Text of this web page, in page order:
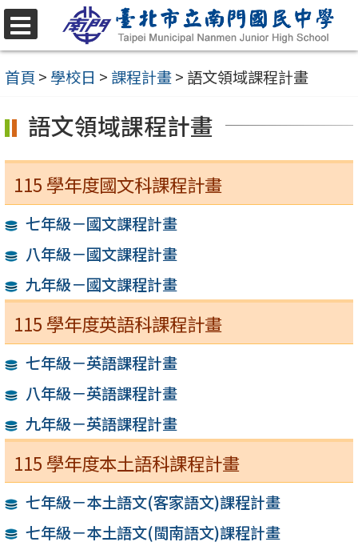
跳
至
主
內
選
單
首頁 > 學校日 > 課程計畫> 語文領域課程計畫
語文領域課程計畫
115 學年度國文科課程計畫
七年級－國文課程計畫
八年級－國文課程計畫
九年級－國文課程計畫
115 學年度英語科課程計畫
七年級－英語課程計畫
八年級－英語課程計畫
九年級－英語課程計畫
115 學年度本土語科課程計畫
七年級－本土語文(客家語文)課程計畫
七年級－本土語文(閩南語文)課程計畫